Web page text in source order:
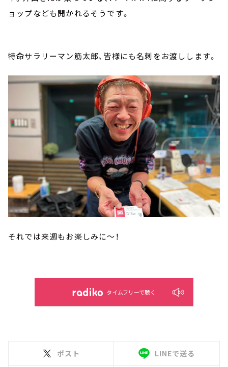
ョップなども開かれるそうです。
特命サラリーマン筋太郎、皆様にも名刺をお渡しします。
それでは来週もお楽しみに～！
タイムフリーで聴く
ポスト LINEで送る